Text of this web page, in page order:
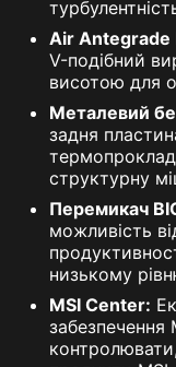
Air Antegrade
V-подібний
висотою для
Металевий
задня
структурну
Перемикач
можливість
низькому
MSI Center:
забезпечення